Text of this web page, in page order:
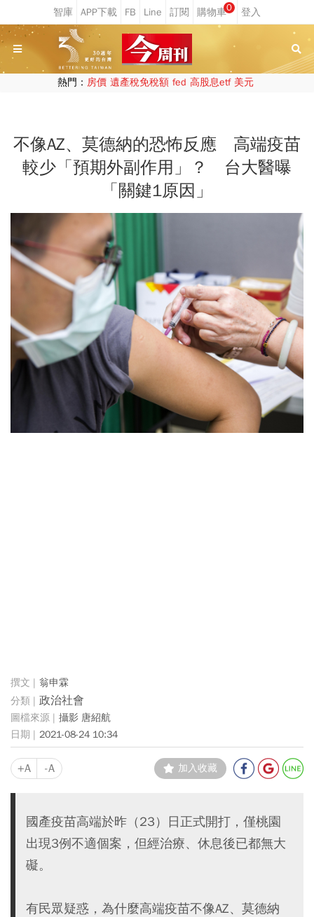
0
熱門： 房價 遺產稅免稅額 fed 高股息etf 美元
不像AZ、莫德納的恐怖反應 高端疫苗
較少「預期外副作用」？ 台大醫曝
「關鍵1原因」
翁申霖
政治社會
攝影 唐紹航
2021-08-24 10:34
+A -A 加入收藏
國產疫苗高端於昨（23）日正式開打，僅桃園
出現3例不適個案，但經治療、休息後已都無大
礙。
有民眾疑惑，為什麼高端疫苗不像AZ、莫德納